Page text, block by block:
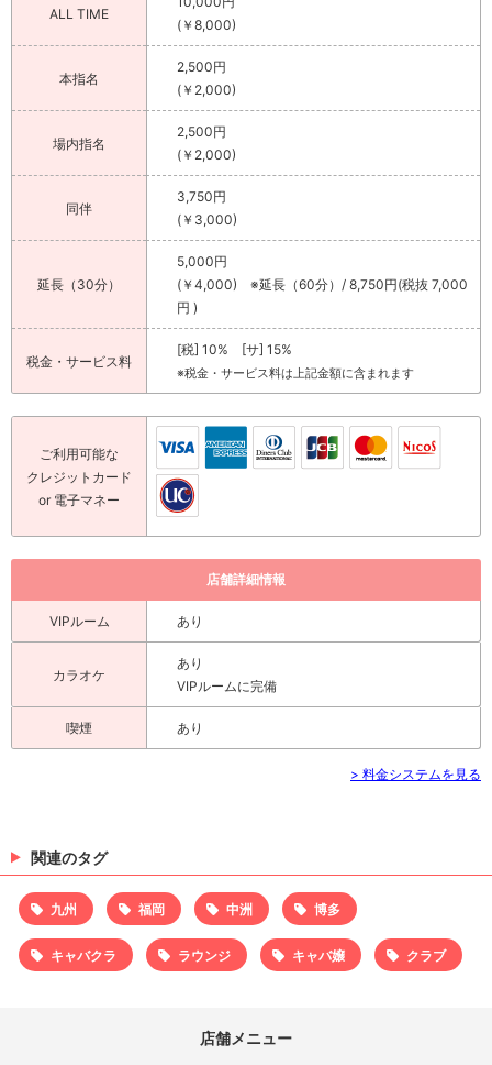
ALL TIME
(￥8,000)
本指名
2,500円
(￥2,000)
場内指名
2,500円
(￥2,000)
同伴
3,750円
(￥3,000)
延長（30分）
5,000円
(￥4,000) ※延長（60分）/ 8,750円(税抜 7,000
円 )
税金・サービス料
[税] 10% [サ] 15%
※税金・サービス料は上記金額に含まれます
ご利用可能な
クレジットカード
or 電子マネー
店舗詳細情報
VIPルーム あり
カラオケ
あり
VIPルームに完備
喫煙 あり
> 料金システムを見る
関連のタグ
九州 福岡 中洲 博多
キャバクラ ラウンジ キャバ嬢 クラブ
店舗メニュー